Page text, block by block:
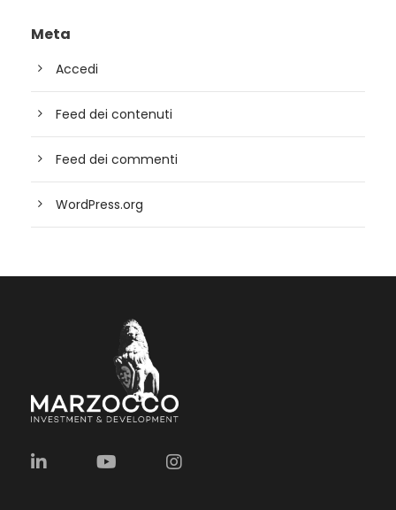
Meta
Accedi
Feed dei contenuti
Feed dei commenti
WordPress.org